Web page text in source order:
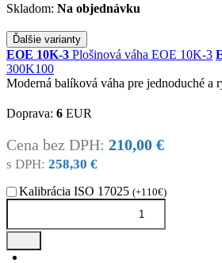
Skladom: Na objednávku
Ďalšie varianty
EOE 10K-3 Plošinová váha EOE 10K-3
300K100
Moderná balíková váha pre jednoduché a
Doprava: 6 EUR
Cena bez DPH: 210,00 €
s DPH: 258,30 €
Kalibrácia ISO 17025 (+110€)